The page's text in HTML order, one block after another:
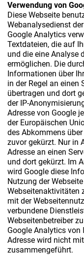
Verwendung von
Diese Webseite
Webanalysedienst
Google Analytics
Textdateien, die auf
und die eine Analyse
ermöglichen. Die
Informationen über
in der Regel an einen
übertragen und dort
der IP-
Adresse von Google
der Europäischen
des Abkommens
zuvor gekürzt. Nur in
Adresse an einen
und dort gekürzt. Im
wird Google diese
Nutzung der
Webseitenaktivitäten
mit der
verbundene
Webseitenbetreiber
Google Analytics von
Adresse wird nicht
zusammengeführt.